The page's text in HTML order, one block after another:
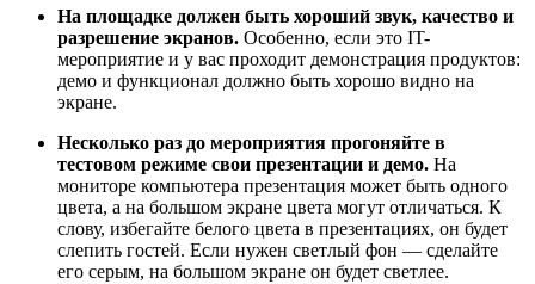
На площадке должен быть хороший звук, качество и
разрешение экранов. Особенно, если это IT-
мероприятие и у вас проходит демонстрация продуктов:
демо и функционал должно быть хорошо видно на
экране.
Несколько раз до мероприятия прогоняйте в
тестовом режиме свои презентации и демо. На
мониторе компьютера презентация может быть одного
цвета, а на большом экране цвета могут отличаться. К
слову, избегайте белого цвета в презентациях, он будет
слепить гостей. Если нужен светлый фон — сделайте
его серым, на большом экране он будет светлее.